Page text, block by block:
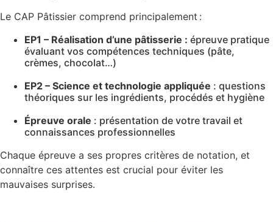
Le CAP Pâtissier comprend principalement :
EP1 – Réalisation d’une pâtisserie : épreuve pratique
évaluant vos compétences techniques (pâte,
crèmes, chocolat…)
EP2 – Science et technologie appliquée : questions
théoriques sur les ingrédients, procédés et hygiène
Épreuve orale : présentation de votre travail et
connaissances professionnelles
Chaque épreuve a ses propres critères de notation, et
connaître ces attentes est crucial pour éviter les
mauvaises surprises.